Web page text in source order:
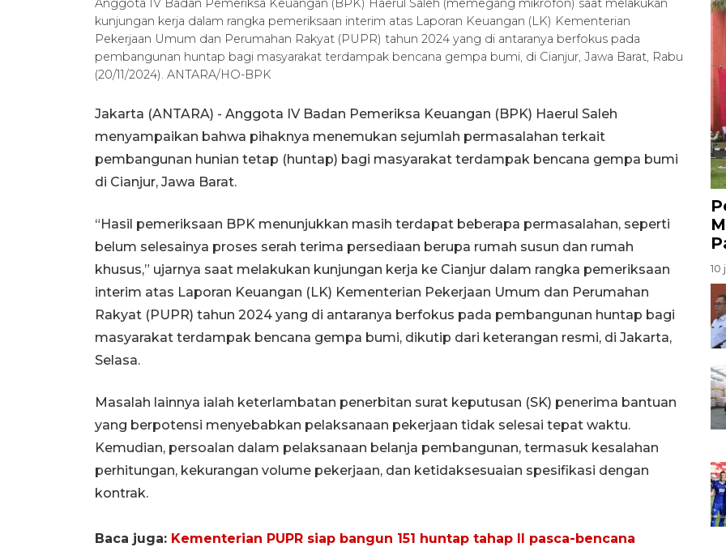
Anggota IV Badan Pemeriksa Keuangan (BPK) Haerul Saleh (memegang mikrofon) saat melakukan
kunjungan kerja dalam rangka pemeriksaan interim atas Laporan Keuangan (LK) Kementerian
Pekerjaan Umum dan Perumahan Rakyat (PUPR) tahun 2024 yang di antaranya berfokus pada
pembangunan huntap bagi masyarakat terdampak bencana gempa bumi, di Cianjur, Jawa Barat, Rabu
(20/11/2024). ANTARA/HO-BPK
Jakarta (ANTARA) - Anggota IV Badan Pemeriksa Keuangan (BPK) Haerul Saleh
menyampaikan bahwa pihaknya menemukan sejumlah permasalahan terkait
pembangunan hunian tetap (huntap) bagi masyarakat terdampak bencana gempa bumi
di Cianjur, Jawa Barat.
“Hasil pemeriksaan BPK menunjukkan masih terdapat beberapa permasalahan, seperti
belum selesainya proses serah terima persediaan berupa rumah susun dan rumah
khusus,” ujarnya saat melakukan kunjungan kerja ke Cianjur dalam rangka pemeriksaan
interim atas Laporan Keuangan (LK) Kementerian Pekerjaan Umum dan Perumahan
Rakyat (PUPR) tahun 2024 yang di antaranya berfokus pada pembangunan huntap bagi
masyarakat terdampak bencana gempa bumi, dikutip dari keterangan resmi, di Jakarta,
Selasa.
Masalah lainnya ialah keterlambatan penerbitan surat keputusan (SK) penerima bantuan
yang berpotensi menyebabkan pelaksanaan pekerjaan tidak selesai tepat waktu.
Kemudian, persoalan dalam pelaksanaan belanja pembangunan, termasuk kesalahan
perhitungan, kekurangan volume pekerjaan, dan ketidaksesuaian spesifikasi dengan
kontrak.
Baca juga: Kementerian PUPR siap bangun 151 huntap tahap II pasca-bencana
10